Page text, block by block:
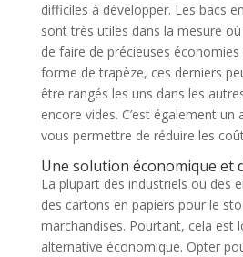
difficiles à développer. Les bacs
sont très utiles dans la mesure
de faire de précieuses économies
forme de trapèze, ces derniers
être rangés les uns dans les
encore vides. C’est également
vous permettre de réduire les
Une solution économique et
La plupart des industriels ou des
des cartons en papiers pour le
marchandises. Pourtant, cela est
alternative économique. Opter